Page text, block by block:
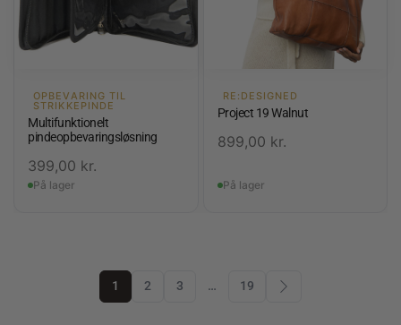
OPBEVARING TIL
STRIKKEPINDE
Multifunktionelt
pindeopbevaringsløsning
399,00 kr.
På lager
RE:DESIGNED
Project 19 Walnut
899,00 kr.
På lager
1 2 3 … 19